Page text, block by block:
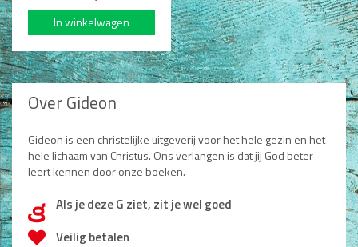
Over Gideon
Gideon is een christelijke uitgeverij voor het hele gezin en het
hele lichaam van Christus. Ons verlangen is dat jij God beter
leert kennen door onze boeken.
dAls je deze G ziet, zit je wel goed
Veilig betalen